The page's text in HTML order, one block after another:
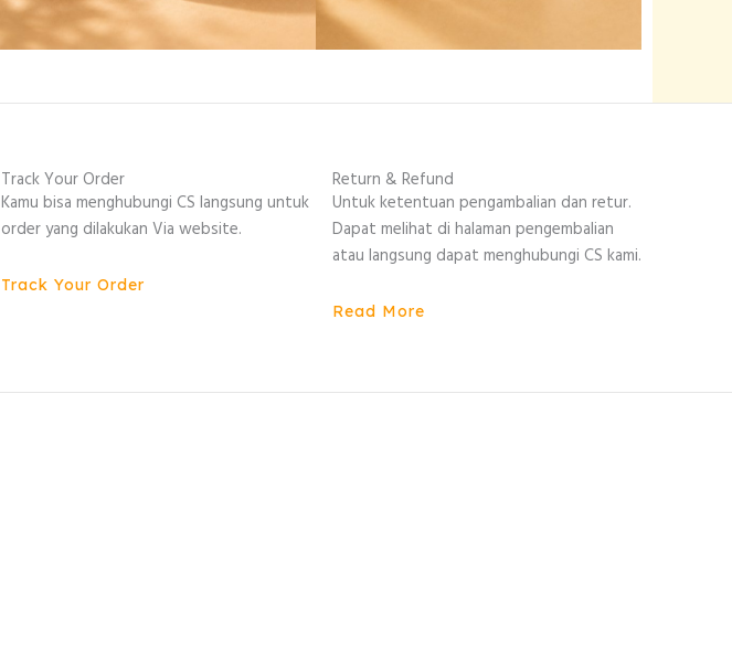
Track Your Order
Kamu bisa menghubungi CS langsung untuk
order yang dilakukan Via website.
Track Your Order
Return & Refund
Untuk ketentuan pengambalian dan retur.
Dapat melihat di halaman pengembalian
atau langsung dapat menghubungi CS kami.
Read More